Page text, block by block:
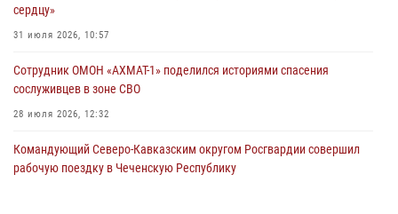
сердцу»
31 июля 2026, 10:57
Сотрудник ОМОН «АХМАТ-1» поделился историями спасения
сослуживцев в зоне СВО
28 июля 2026, 12:32
Командующий Северо-Кавказским округом Росгвардии совершил
рабочую поездку в Чеченскую Республику